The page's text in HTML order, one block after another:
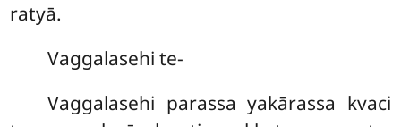
ratyā.
Vaggalasehite-
Vaggalasehi parassa yakārassa kvaci